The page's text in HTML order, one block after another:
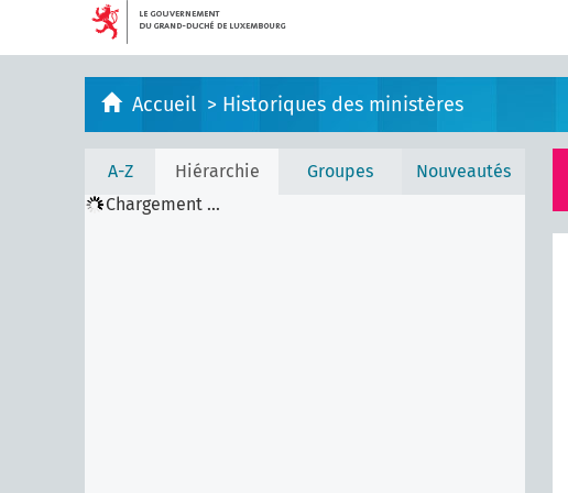
Accueil > Historiques des ministères
A-Z Hiérarchie Groupes
Nouveautés
Chargement ...